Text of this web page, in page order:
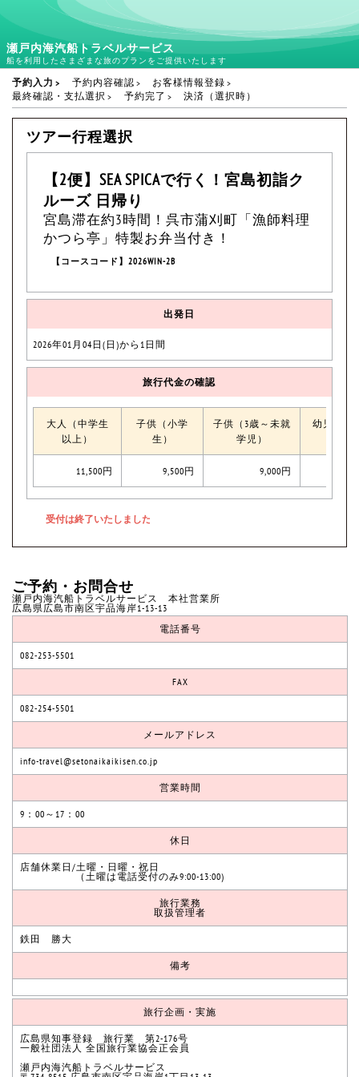
瀬戸内海汽船トラベルサービス
船を利用したさまざまな旅のプランをご提供いたします
予約入力 予約内容確認
お客様情報登録
最終確認・支払選択
予約完了 決済（選択時）
ツアー行程選択
【2便】SEA SPICAで行く！宮島初詣ク
ルーズ 日帰り
宮島滞在約3時間！呉市蒲刈町「漁師料理
かつら亭」特製お弁当付き！
【コースコード】2026WIN-2B
出発日
2026年01月04日(日)から1日間
旅行代金の確認
大人（中学生
以上）
子供（小学
生）
子供（3歳～未就
学児）
幼児（0
11,500円 9,500円 9,000円
ご予約・お問合せ
瀬戸内海汽船トラベルサービス 本社営業所
広島県広島市南区宇品海岸1-13-13
電話番号
082-253-5501
FAX
082-254-5501
メールアドレス
info-travel@setonaikaikisen.co.jp
営業時間
9：00～17：00
休日
店舗休業日/土曜・日曜・祝日
（土曜は電話受付のみ9:00-13:00)
旅行業務
取扱管理者
鉄田 勝大
備考
旅行企画・実施
広島県知事登録 旅行業 第2-176号
一般社団法人 全国旅行業協会正会員
瀬戸内海汽船トラベルサービス